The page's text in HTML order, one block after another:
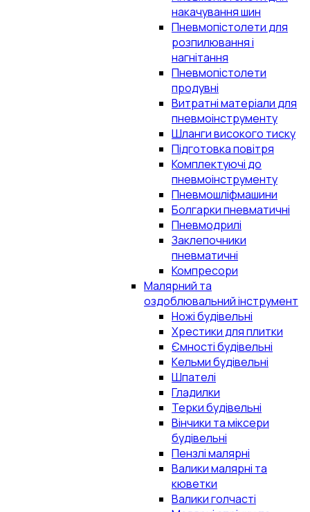
накачування шин
Пневмопістолети для
розпилювання і
нагнітання
Пневмопістолети
продувні
Витратні матеріали для
пневмоінструменту
Шланги високого тиску
Підготовка повітря
Комплектуючі до
пневмоінструменту
Пневмошліфмашини
Болгарки пневматичні
Пневмодрилі
Заклепочники
пневматичні
Компресори
Малярний та
оздоблювальний інструмент
Ножі будівельні
Хрестики для плитки
Ємності будівельні
Кельми будівельні
Шпателі
Гладилки
Терки будівельні
Вінчики та міксери
будівельні
Пензлі малярні
Валики малярні та
кюветки
Валики голчасті